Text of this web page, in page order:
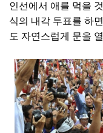
인선에서 애를 먹을
식의 내각 투표를 하
도 자연스럽게 문을